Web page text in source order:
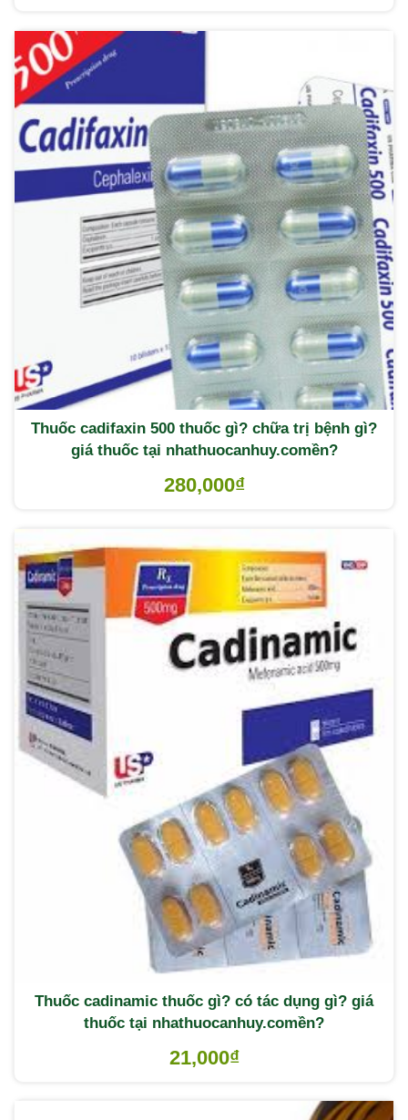
Thuốc cadifaxin 500 thuốc gì? chữa trị bệnh gì?
giá thuốc tại nhathuocanhuy.comền?
280,000₫
Thuốc cadinamic thuốc gì? có tác dụng gì? giá
thuốc tại nhathuocanhuy.comền?
21,000₫